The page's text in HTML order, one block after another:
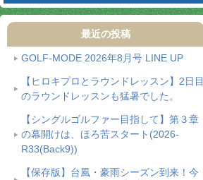
最近の投稿
GOLF-MODE 2026年8月号 LINE UP
【ヒロキプロとラウンドレッスン】2日目
のラウンドレッスンも猛暑でした。
【シングルゴルファー目指して】第３章
の幕開けは、ほろ苦スタート(2026-
R33(Back9))
【保存版】台風・豪雨シーズン到来！今